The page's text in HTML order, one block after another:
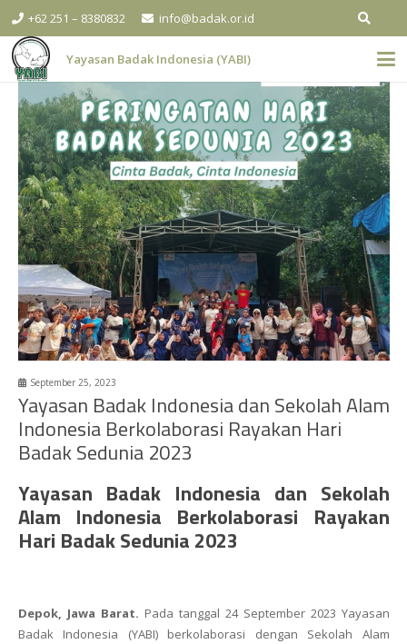
+62 251 – 8380832 info@badak.or.id
Yayasan Badak Indonesia (YABI)
September 25, 2023
Yayasan Badak Indonesia dan Sekolah Alam
Indonesia Berkolaborasi Rayakan Hari
Badak Sedunia 2023
Yayasan Badak Indonesia dan Sekolah
Alam Indonesia Berkolaborasi Rayakan
Hari Badak Sedunia 2023
Depok, Jawa Barat. Pada tanggal 24 September 2023 Yayasan
Badak Indonesia (YABI) berkolaborasi dengan Sekolah Alam